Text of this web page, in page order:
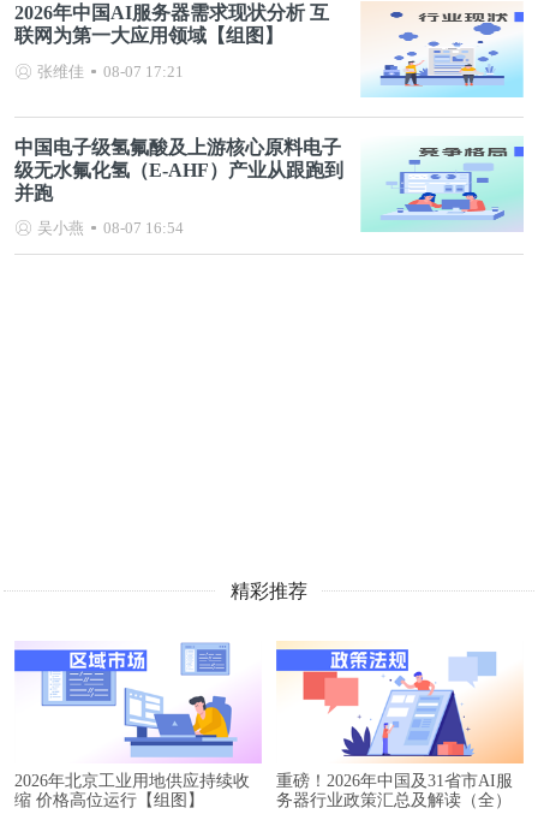
2026年中国AI服务器需求现状分析 互
联网为第一大应用领域【组图】
张维佳 08-07 17:21
中国电子级氢氟酸及上游核心原料电子
级无水氟化氢（E-AHF）产业从跟跑到
并跑
吴小燕 08-07 16:54
精彩推荐
2026年北京工业用地供应持续收
缩 价格高位运行【组图】
重磅！2026年中国及31省市AI服
务器行业政策汇总及解读（全）